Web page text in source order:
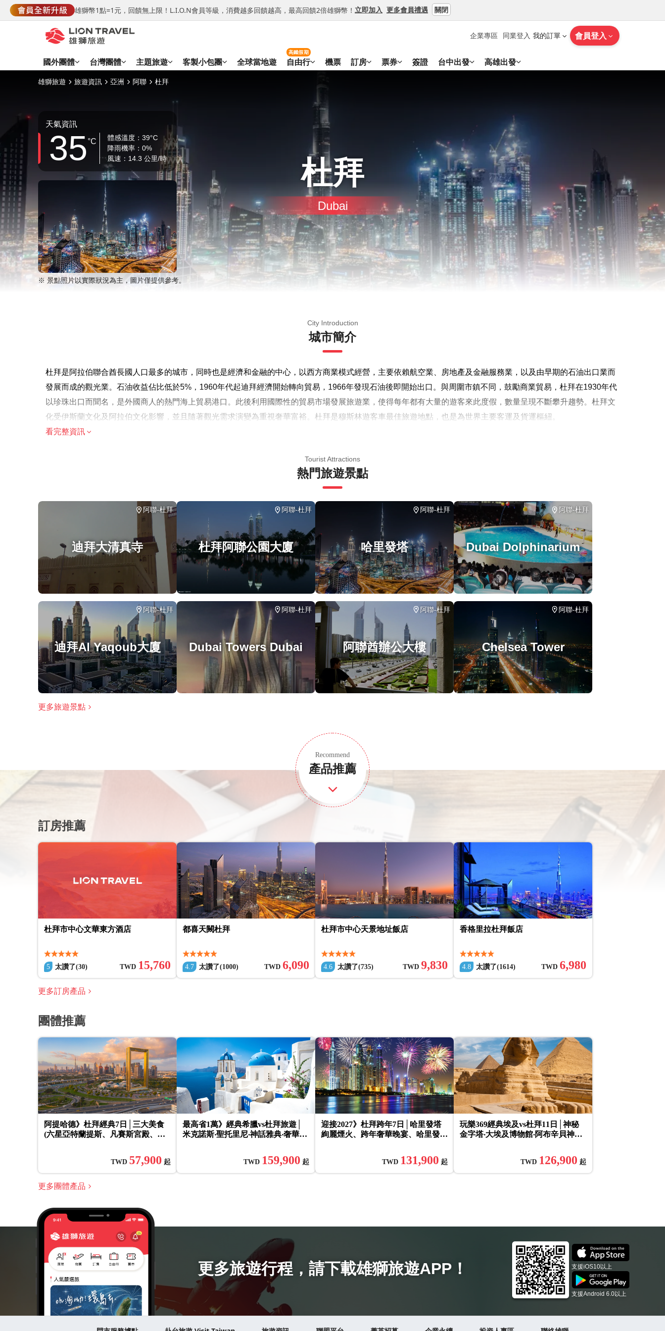
雄獅幣1點=1元，回饋無上限！L.I.O.N會員等級，消費越多回饋越高，最高回饋2倍雄獅幣！ 立即加入 更多會員禮遇 關閉
企業專區 同業登入 我的訂單 會員登入
國外團體 台灣團體 主題旅遊 客製小包團 全球當地遊 自由行
高鐵假期
機票 訂房 票券 簽證 台中出發 高雄出發
雄獅旅遊 旅遊資訊 亞洲 阿聯 杜拜
天氣資訊
35 °C
體感溫度：39°C
降雨機率：0%
風速：14.3 公里/時
※ 景點照片以實際狀況為主，圖片僅提供參考。
杜拜
Dubai
City Introduction
城市簡介
杜拜是阿拉伯聯合酋長國人口最多的城市，同時也是經濟和金融的中心，以西方商業模式經營，主要依賴航空業、房地產及金融服務業，以及由早期的石油出口業而
發展而成的觀光業。石油收益佔比低於5%，1960年代起迪拜經濟開始轉向貿易，1966年發現石油後即開始出口。與周圍市鎮不同，鼓勵商業貿易，杜拜在1930年代
以珍珠出口而聞名，是外國商人的熱門海上貿易港口。此後利用國際性的貿易市場發展旅遊業，使得每年都有大量的遊客來此度假，數量呈現不斷攀升趨勢。杜拜文
化受伊斯蘭文化及阿拉伯文化影響，並且隨著觀光需求演變為重視奢華富裕。杜拜是穆斯林遊客車最佳旅遊地點，也是為世界主要客運及貨運樞紐。
涉及適量步行；請選擇合適的鞋子
在所有天氣條件下運行；請穿著得體
看完整資訊
Tourist Attractions
熱門旅遊景點
迪拜大清真寺
阿聯-杜拜
杜拜阿聯公園大廈
阿聯-杜拜
哈里發塔
阿聯-杜拜
Dubai Dolphinarium
阿聯-杜拜
迪拜Al Yaqoub大廈
阿聯-杜拜
Dubai Towers Dubai
阿聯-杜拜
阿聯酋辦公大樓
阿聯-杜拜
Chelsea Tower
阿聯-杜拜
更多旅遊景點
Recommend
產品推薦
訂房推薦
杜拜市中心文華東方酒店
5 太讚了(30) TWD 15,760
都喜天闕杜拜
4.7 太讚了(1000) TWD 6,090
杜拜市中心天景地址飯店
4.6 太讚了(735) TWD 9,830
香格里拉杜拜飯店
4.8 太讚了(1614) TWD 6,980
更多訂房產品
團體推薦
阿提哈德》杜拜經典7日│三大美食
(六星亞特蘭提斯、凡賽斯宮殿、八
TWD 57,900 起
最高省1萬》經典希臘vs杜拜旅遊│
米克諾斯‧聖托里尼‧神話雅典‧奢華杜
TWD 159,900 起
迎接2027》杜拜跨年7日│哈里發塔
絢麗煙火、跨年奢華晚宴、哈里發塔
TWD 131,900 起
玩樂369經典埃及vs杜拜11日│神秘
金字塔‧大埃及博物館‧阿布辛貝神殿‧
TWD 126,900 起
更多團體產品
更多旅遊行程 ， 請下載雄獅旅遊APP！ 支援iOS10以上
支援Android 6.0以上